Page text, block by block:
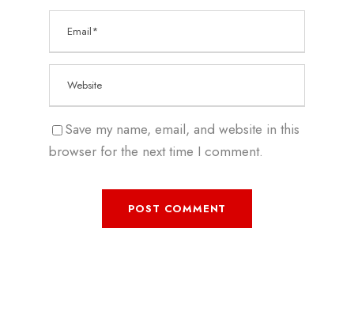
Save my name, email, and website in this
browser for the next time I comment.